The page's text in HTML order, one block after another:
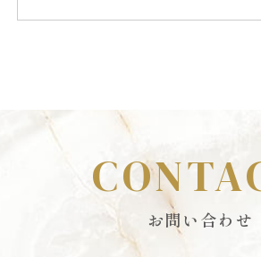
お問い合わせ